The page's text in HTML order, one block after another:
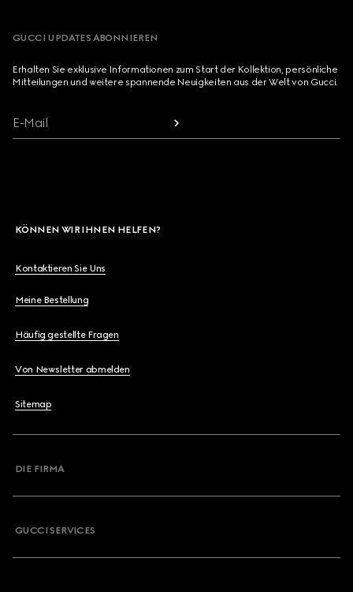
GUCCI UPDATES ABONNIEREN
Erhalten Sie exklusive Informationen zum Start der Kollektion, persönliche
Mitteilungen und weitere spannende Neuigkeiten aus der Welt von Gucci.
E-Mail
KÖNNEN WIR IHNEN HELFEN?
Kontaktieren Sie Uns
Meine Bestellung
Häufig gestellte Fragen
Von Newsletter abmelden
Sitemap
DIE FIRMA
GUCCI SERVICES